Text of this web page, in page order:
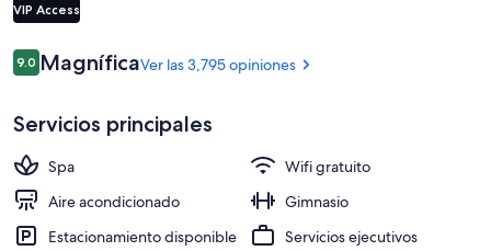
Salón de fiestas
VIP Access
Opiniones
9.09.0 de 10,
MagníficaVer las 3,795 opiniones
Servicios principales
Spa
Wifi gratuito
Aire acondicionado
Gimnasio
Estacionamiento disponible
Servicios ejecutivos